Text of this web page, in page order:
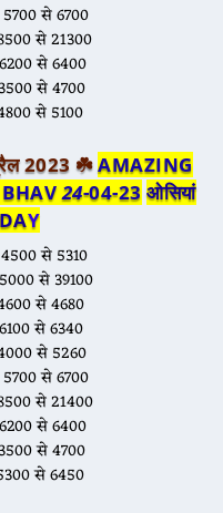
5700 से 6700
से 21300
6200 से 6400
3500 से 4700
से 5100
2023 ☘️AMAZING
BHAV24-04-23 ओसियां
Y
से 5310
से 39100
से 4680
6100 से 6340
से 5260
5700 से 6700
से 21400
6200 से 6400
3500 से 4700
से 6450